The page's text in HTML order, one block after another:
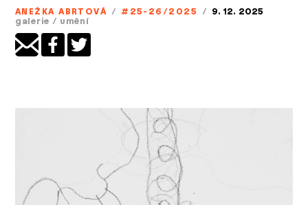
ANEŽKA ABRTOVÁ / #25-26/2025 / 9. 12. 2025
galerie / umění